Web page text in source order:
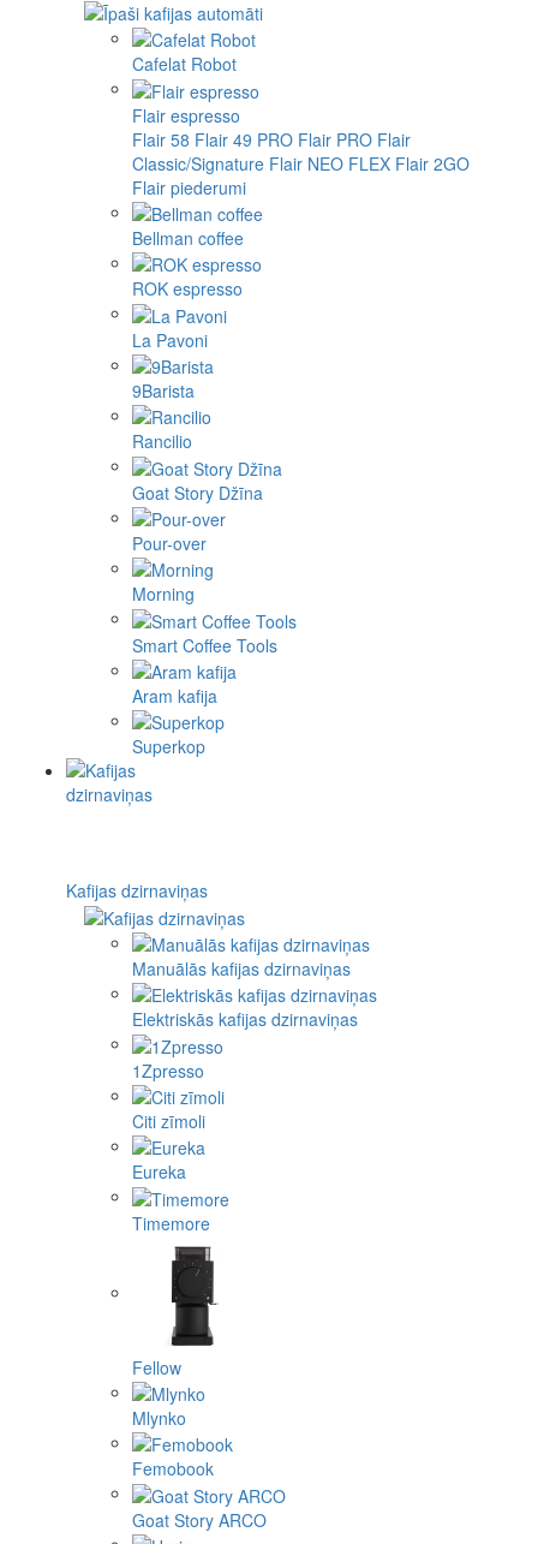
Cafelat Robot
Flair espresso
Flair 58 Flair 49 PRO Flair PRO Flair
Classic/Signature Flair NEO FLEX Flair 2GO
Flair piederumi
Bellman coffee
ROK espresso
La Pavoni
9Barista
Rancilio
Goat Story Džīna
Pour-over
Morning
Smart Coffee Tools
Aram kafija
Superkop
Kafijas dzirnaviņas
Manuālās kafijas dzirnaviņas
Elektriskās kafijas dzirnaviņas
1Zpresso
Citi zīmoli
Eureka
Timemore
Fellow
Mlynko
Femobook
Goat Story ARCO